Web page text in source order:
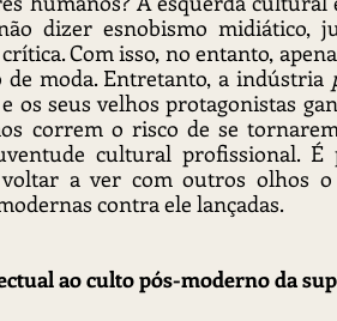
dizer esnobismo midiático,
Com isso, no entanto,
moda. Entretanto, a indústria
os seus velhos protagonistas
correm o risco de se
cultural profissional. É
a ver com outros olhos
contra ele lançadas.
ao culto pós-moderno da